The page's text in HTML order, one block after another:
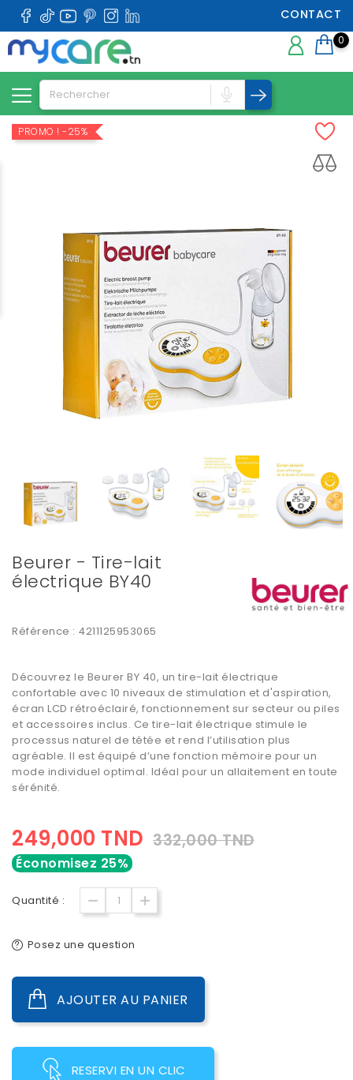
CONTACT
0
PROMO ! -25%
Beurer - Tire-lait
électrique BY40
Référence : 4211125953065
Découvrez le Beurer BY 40, un tire-lait électrique
confortable avec 10 niveaux de stimulation et d'aspiration,
écran LCD rétroéclairé, fonctionnement sur secteur ou piles
et accessoires inclus. Ce tire-lait électrique stimule le
processus naturel de tétée et rend l’utilisation plus
agréable. Il est équipé d’une fonction mémoire pour un
mode individuel optimal. Idéal pour un allaitement en toute
sérénité.
249,000 TND 332,000 TND
Économisez 25%
Quantité :
Posez une question
AJOUTER AU PANIER
RESERVI EN UN CLIC